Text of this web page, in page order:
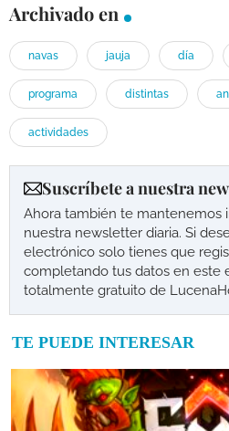
Archivado en
navas jauja día
programa distintas
actividades
Suscríbete a nuestra
Ahora también te mantenemos
nuestra newsletter diaria. Si
electrónico solo tienes que
completando tus datos en este
totalmente gratuito de
TE PUEDE INTERESAR